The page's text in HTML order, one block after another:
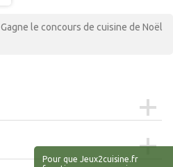
Gagne le concours de cuisine de Noël
Pour que Jeux2cuisine.fr